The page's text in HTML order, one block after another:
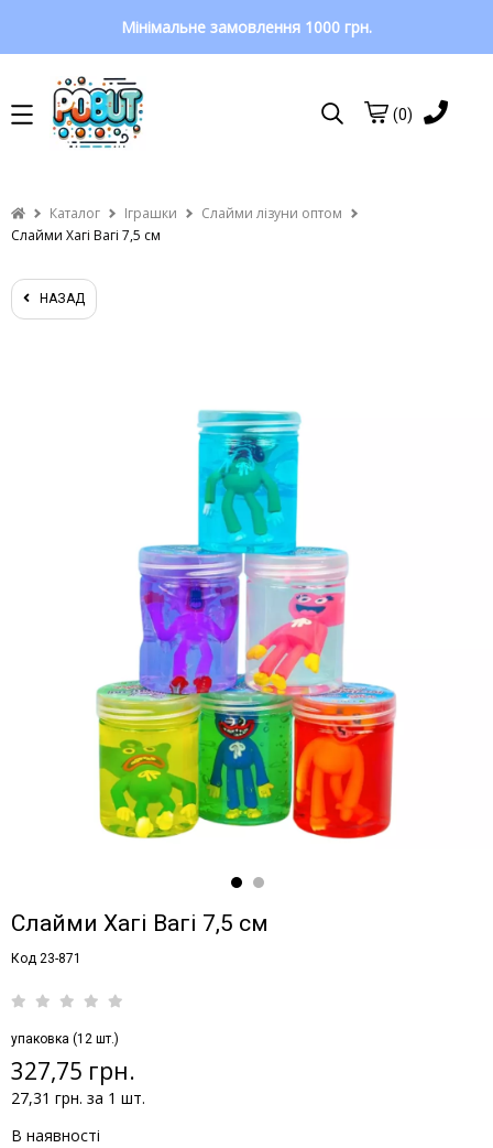
Мінімальне замовлення 1000 грн.
(0)
Каталог Іграшки
Слайми лізуни оптом
Слайми Хагі Вагі 7,5 см
НАЗАД
Слайми Хагі Вагі 7,5 см
Код 23-871
упаковка (12 шт.)
327,75 грн.
27,31 грн. за 1 шт.
В наявності